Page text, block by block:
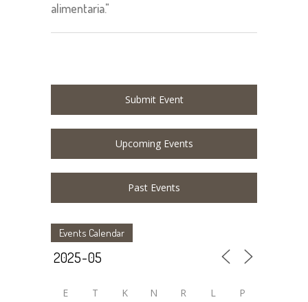
alimentaria."
Submit Event
Upcoming Events
Past Events
Events Calendar
E T K N R L P